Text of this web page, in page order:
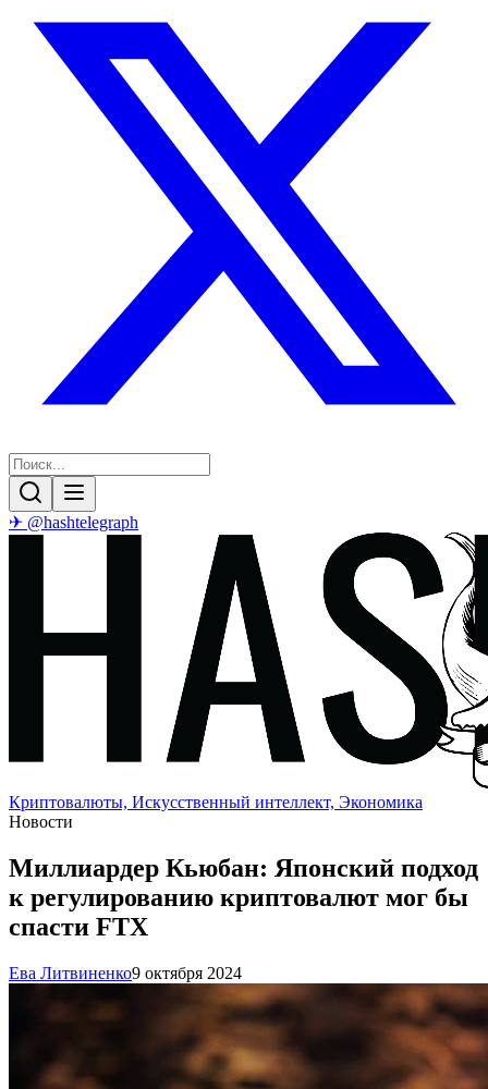
✈ @hashtelegraph
Криптовалюты, Искусственный интеллект, Экономика
Новости
Миллиардер Кьюбан: Японский подход
к регулированию криптовалют мог бы
спасти FTX
Ева Литвиненко9 октября 2024